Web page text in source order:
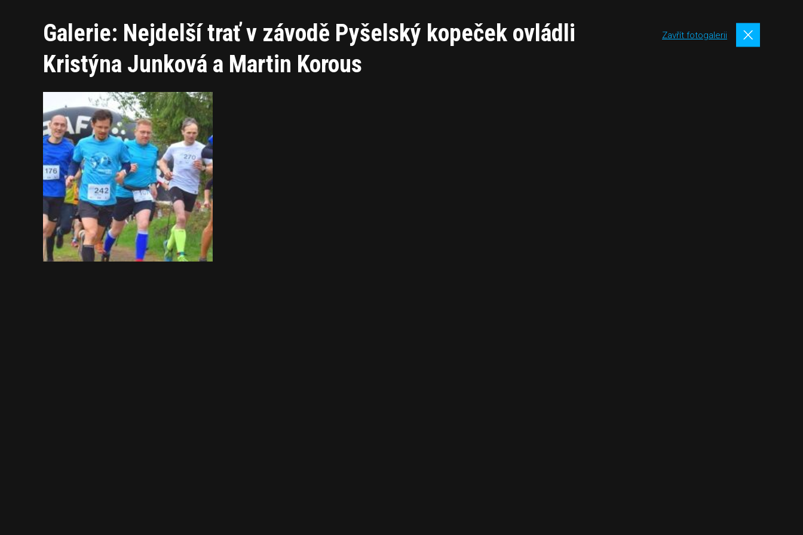
Galerie: Nejdelší trať v závodě Pyšelský kopeček ovládli
Kristýna Junková a Martin Korous
Zavřít fotogalerii